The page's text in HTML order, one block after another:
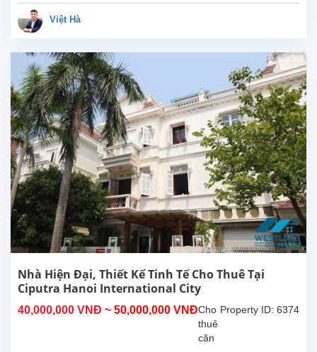
với
300m²,
tọa
lạc
tại
khu
đô
thị
Ciputra
–
khu
dân
cư
cao
an
có
môi...
Việt Hà
Nhà Hiện Đại, Thiết Kế Tinh Tế Cho Thuê Tại
Ciputra Hanoi International City
40,000,000 VNĐ ~ 50,000,000 VNĐ Property ID: 6374
Cho
thuê
căn